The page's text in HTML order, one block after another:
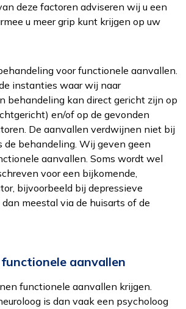
plaatsen die nodig zijn om
website goed te kunnen
die nodig zijn om te
doelgroep bereiken.
van de website af te
wensen en interesses.
deze factoren adviseren wij u een
u meer grip kunt krijgen op uw
voor functionele aanvallen.
instanties waar wij naar
behandeling kan direct gericht zijn op
en/of op de gevonden
De aanvallen verdwijnen niet bij
de behandeling. Wij geven geen
aanvallen. Soms wordt wel
voor een bijkomende,
bijvoorbeeld bij depressieve
meestal via de huisarts of de
aanvallen
functionele aanvallen krijgen.
is dan vaak een psycholoog